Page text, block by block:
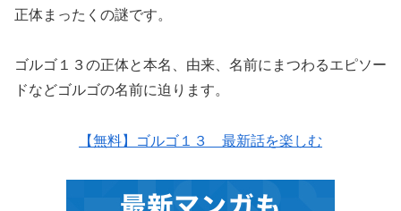
正体まったくの謎です。
ゴルゴ１３の正体と本名、由来、名前にまつわるエピソー
ドなどゴルゴの名前に迫ります。
【無料】ゴルゴ１３ 最新話を楽しむ